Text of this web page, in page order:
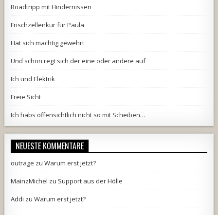
Roadtripp mit Hindernissen
Frischzellenkur für Paula
Hat sich mächtig gewehrt
Und schon regt sich der eine oder andere auf
Ich und Elektrik
Freie Sicht
Ich habs offensichtlich nicht so mit Scheiben…
NEUESTE KOMMENTARE
outrage zuWarum erst jetzt?
MainzMichel zu Support aus der Hölle
Addi zuWarum erst jetzt?